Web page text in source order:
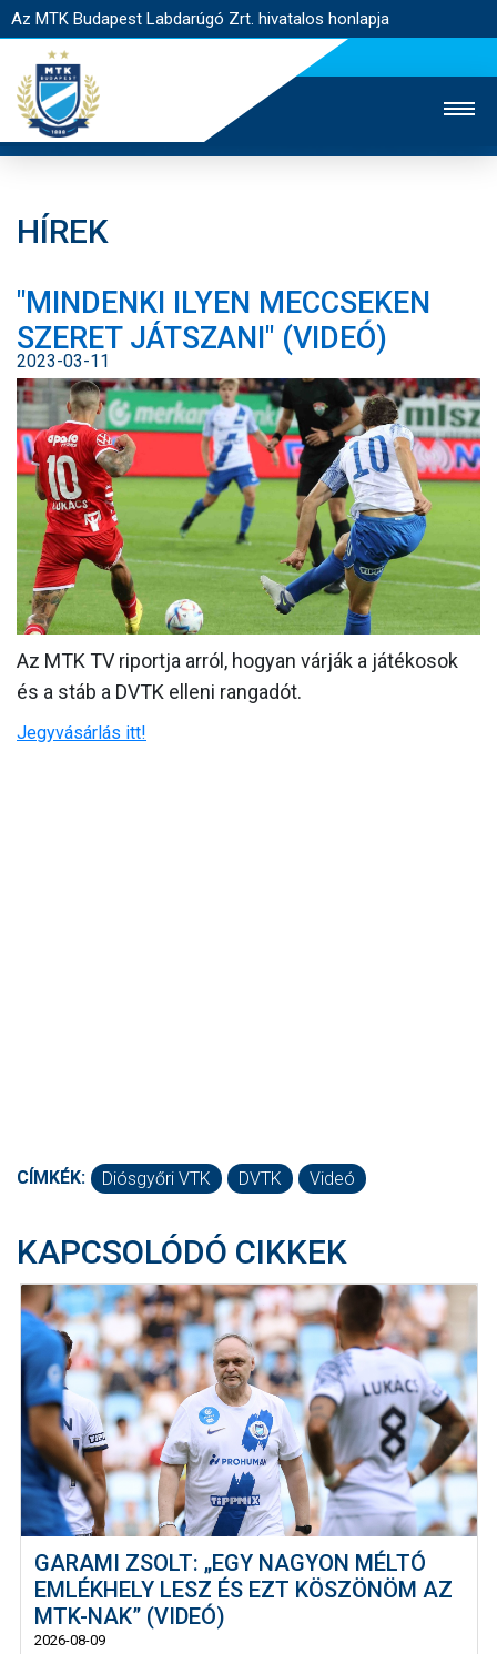
Az MTK Budapest Labdarúgó Zrt. hivatalos honlapja
JEGYÉRTÉKESÍTÉS
WEBSHOP
STADION
EGYESÜLET
KAPCSOLAT
NYITÓLAP
HÍREK
CSAPATOK
MÉRKŐZÉSEK
KLUB
GALÉRIA
SZURKOLÓI ÉLMÉNYEK
AKKREDITÁCIÓ
HÍREK
"MINDENKI ILYEN MECCSEKEN
SZERET JÁTSZANI" (VIDEÓ)
2023-03-11
Az MTK TV riportja arról, hogyan várják a játékosok
és a stáb a DVTK elleni rangadót.
Jegyvásárlás itt!
CÍMKÉK: Diósgyőri VTK DVTK Videó
KAPCSOLÓDÓ CIKKEK
GARAMI ZSOLT: „EGY NAGYON MÉLTÓ
EMLÉKHELY LESZ ÉS EZT KÖSZÖNÖM AZ
MTK-NAK” (VIDEÓ)
2026-08-09